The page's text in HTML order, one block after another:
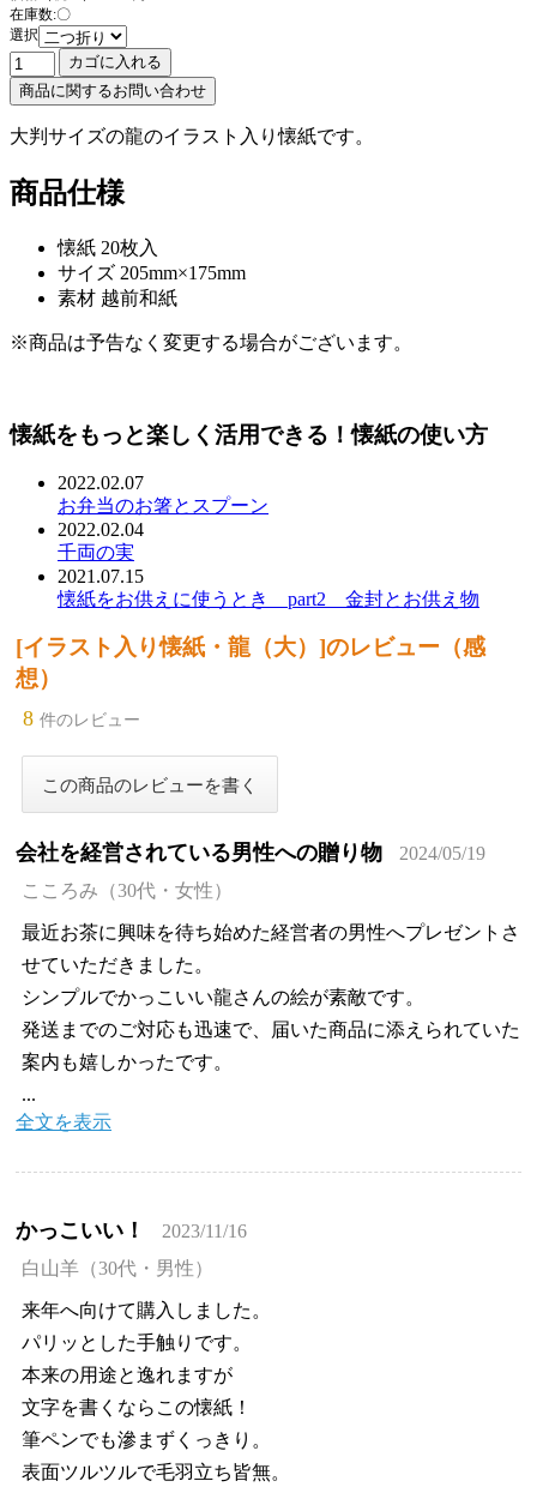
在庫数:〇
選択
大判サイズの龍のイラスト入り懐紙です。
商品仕様
懐紙 20枚入
サイズ 205mm×175mm
素材 越前和紙
※商品は予告なく変更する場合がございます。
懐紙をもっと楽しく活用できる！懐紙の使い方
2022.02.07
お弁当のお箸とスプーン
2022.02.04
千両の実
2021.07.15
懐紙をお供えに使うとき part2 金封とお供え物
[イラスト入り懐紙・龍（大）]のレビュー（感
想）
8 件のレビュー
会社を経営されている男性への贈り物
2024/05/19
こころみ（30代・女性）
最近お茶に興味を待ち始めた経営者の男性へプレゼントさ
せていただきました。
シンプルでかっこいい龍さんの絵が素敵です。
発送までのご対応も迅速で、届いた商品に添えられていた
案内も嬉しかったです。
...
全文を表示
かっこいい！
2023/11/16
白山羊（30代・男性）
来年へ向けて購入しました。
パリッとした手触りです。
本来の用途と逸れますが
文字を書くならこの懐紙！
筆ペンでも滲まずくっきり。
表面ツルツルで毛羽立ち皆無。